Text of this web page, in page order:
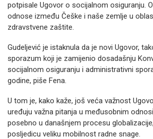
potpisale Ugovor o socijalnom osiguranju.
odnose između Češke i naše zemlje u
zdravstvene zaštite.
Gudeljević je istaknula da je novi Ugovor,
sporazum koji je zamijenio dosadašnju
socijalnom osiguranju i administrativni
godine, piše Fena.
U tom je, kako kaže, još veća važnost
uređuju važna pitanja u međusobnim
posebno u današnjem procesu
posljedicu veliku mobilnost radne snage.